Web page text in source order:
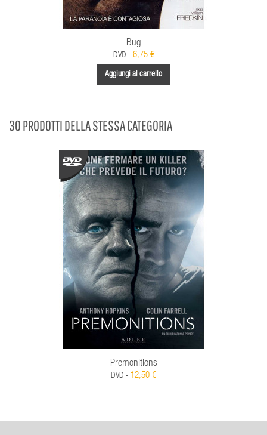
Bug
DVD - 6,75 €
Aggiungi al carrello
30 PRODOTTI DELLA STESSA CATEGORIA
Premonitions
DVD - 12,50 €